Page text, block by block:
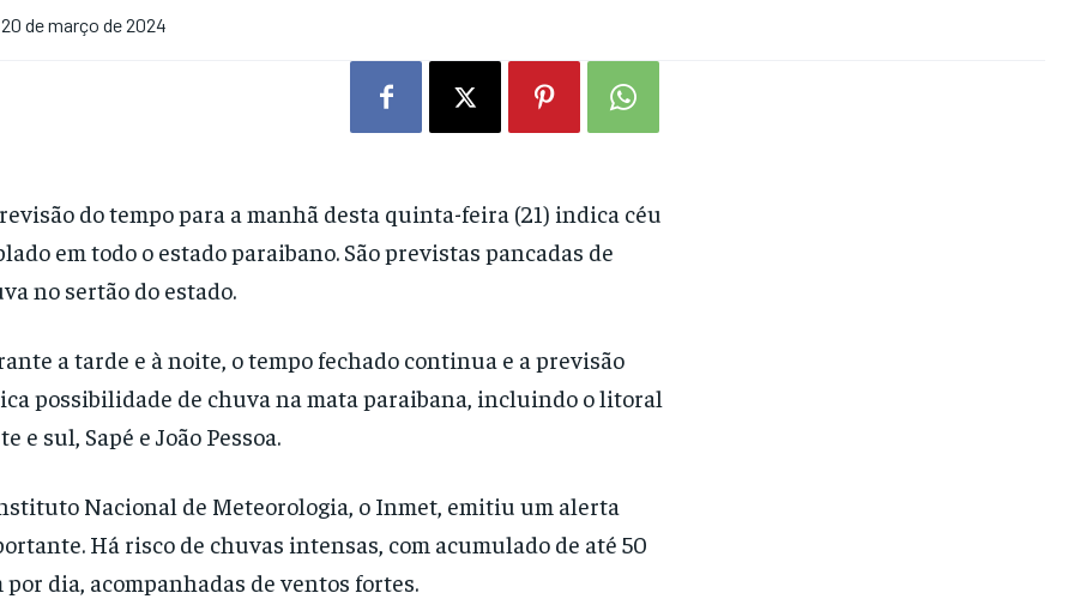
20 de março de 2024
do tempo para a manhã desta quinta-feira (21) indica céu
em todo o estado paraibano. São previstas pancadas de
no sertão do estado.
a tarde e à noite, o tempo fechado continua e a previsão
possibilidade de chuva na mata paraibana, incluindo o litoral
e sul, Sapé e João Pessoa.
Nacional de Meteorologia, o Inmet, emitiu um alerta
Há risco de chuvas intensas, com acumulado de até 50
por dia, acompanhadas de ventos fortes.